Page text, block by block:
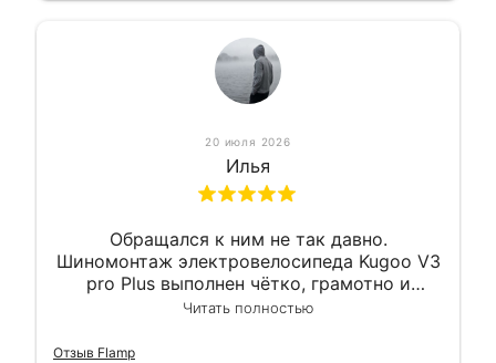
20 июля 2026
Илья
Обращался к ним не так давно.
Шиномонтаж электровелосипеда Kugoo V3
pro Plus выполнен чётко, грамотно и
квалифицированно. Всё сделано
Читать полностью
Отзыв Flamp